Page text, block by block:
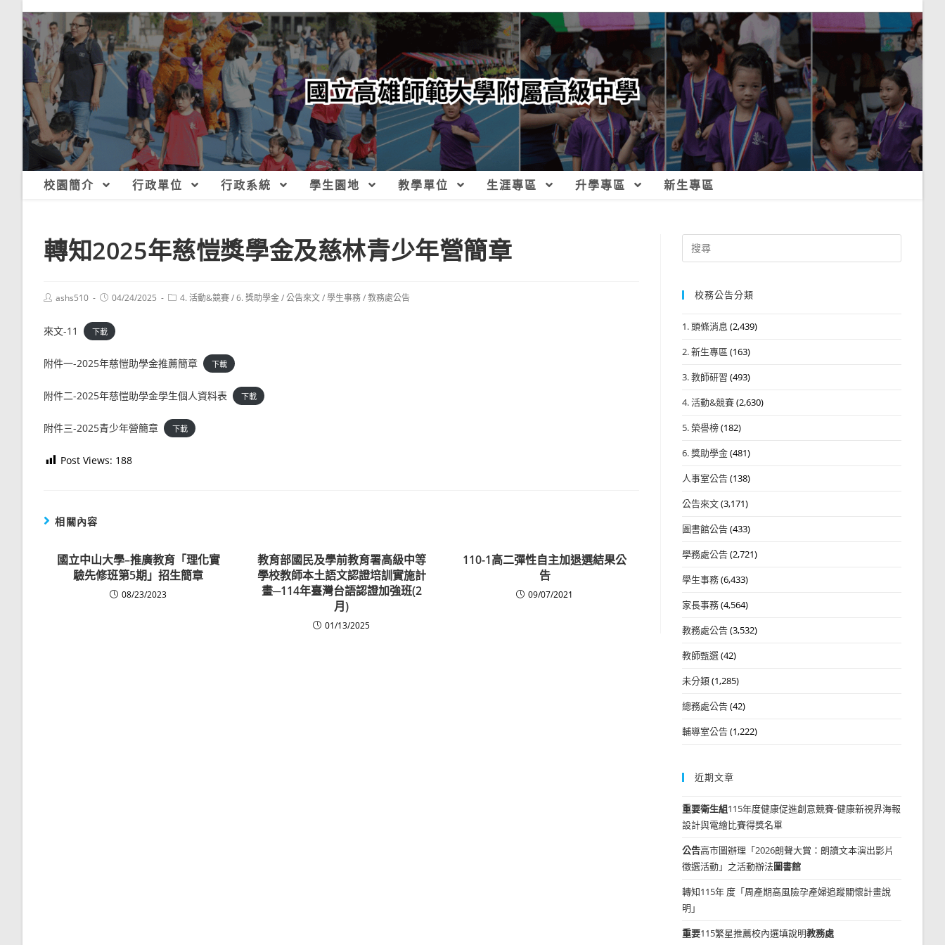
校園簡介 行政單位 行政系統 學生園地 教學單位 生涯專區 升學專區 新生專區
轉知2025年慈愷獎學金及慈林青少年營簡章
Postashs510
Post04/24/2025
Post4. 活動&競賽/6. 獎助學金/公告來文/學生事務/教務處公告
來文-11 下載
附件一-2025年慈愷助學金推薦簡章 下載
附件二-2025年慈愷助學金學生個人資料表 下載
附件三-2025青少年營簡章 下載
Post Views: 188
相關內容
國立中山大學–推廣教育「理化實
驗先修班第5期」招生簡章
08/23/2023
教育部國民及學前教育署高級中等
學校教師本土語文認證培訓實施計
畫─114年臺灣台語認證加強班(2
月)
01/13/2025
110-1高二彈性自主加退選結果公
告
09/07/2021
Search
for:
校務公告分類
1. 頭條消息 (2,439)
2. 新生專區 (163)
3. 教師研習 (493)
4. 活動&競賽(2,630)
5. 榮譽榜(182)
6. 獎助學金(481)
人事室公告(138)
公告來文(3,171)
圖書館公告(433)
學務處公告(2,721)
學生事務(6,433)
家長事務(4,564)
教務處公告(3,532)
教師甄選(42)
未分類(1,285)
總務處公告(42)
輔導室公告(1,222)
近期文章
重要衛生組115年度健康促進創意競賽-健康新視界海報
設計與電繪比賽得獎名單
公告高市圖辦理「2026朗聲大賞：朗讀文本演出影片
徵選活動」之活動辦法圖書館
轉知115年 度「周產期高風險孕產婦追蹤關懷計畫說
明」
重要115繁星推薦校內選填說明教務處